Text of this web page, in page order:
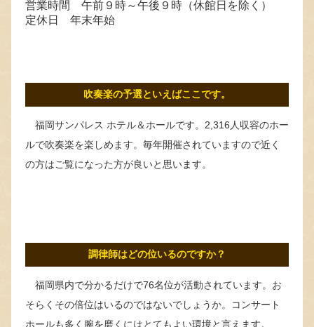
営業時間 午前９時～午後９時（休館日を除く）
定休日 年末年始
吹奏楽の予選といえばここです。
福岡サンパレス ホテル＆ホールです。2,316人収容のホー
ルで吹奏楽を楽しめます。毎年開催されていますので近く
の方はご覧になった方が良いと思います。
調律師はどの位いるのですか？
福岡県内で分かるだけで76名位が活動されています。お
そらくその倍位はいるのではないでしょうか。コンサート
ホールも多く腕を磨くにはとてもよい環境と言えます。